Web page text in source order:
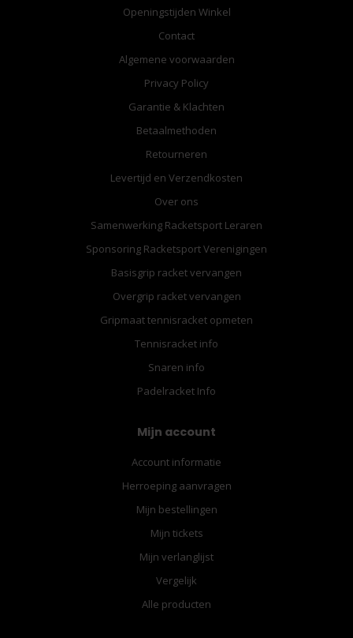
Openingstijden Winkel
Contact
Algemene voorwaarden
Privacy Policy
Garantie & Klachten
Betaalmethoden
Retourneren
Levertijd en Verzendkosten
Over ons
Samenwerking Racketsport Leraren
Sponsoring Racketsport Verenigingen
Basisgrip racket vervangen
Overgrip racket vervangen
Gripmaat tennisracket opmeten
Tennisracket info
Snaren info
Padelracket Info
Mijn account
Account informatie
Herroeping aanvragen
Mijn bestellingen
Mijn tickets
Mijn verlanglijst
Vergelijk
Alle producten